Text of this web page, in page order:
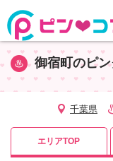
御宿町のピ
千葉県
エリアTOP